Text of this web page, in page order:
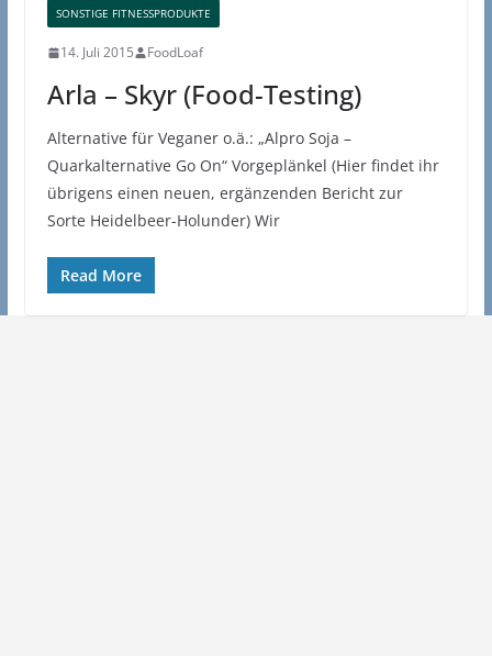
SONSTIGE FITNESSPRODUKTE
14. Juli 2015 FoodLoaf
Arla – Skyr (Food-Testing)
Alternative für Veganer o.ä.: „Alpro Soja –
Quarkalternative Go On“ Vorgeplänkel (Hier findet ihr
übrigens einen neuen, ergänzenden Bericht zur
Sorte Heidelbeer-Holunder) Wir
Read More